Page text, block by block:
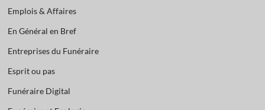
Emplois & Affaires
En Général en Bref
Entreprises du Funéraire
Esprit ou pas
Funéraire Digital